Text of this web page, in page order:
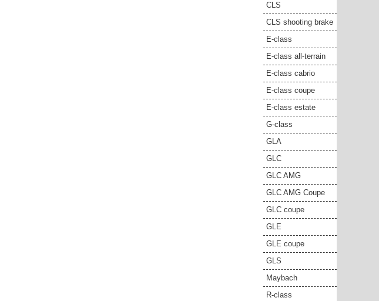
CLS
CLS shooting brake
E-class
E-class all-terrain
E-class cabrio
E-class coupe
E-class estate
G-class
GLA
GLC
GLC AMG
GLC AMG Coupe
GLC coupe
GLE
GLE coupe
GLS
Maybach
R-class